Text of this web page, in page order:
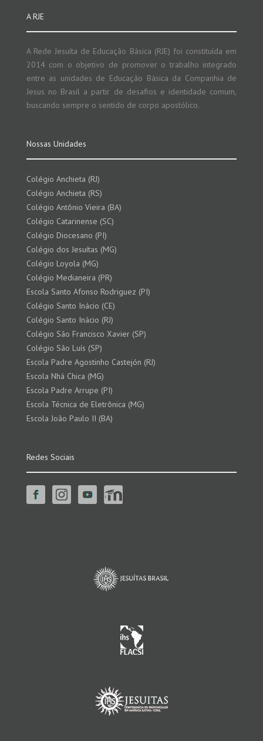
A RJE
A Rede Jesuíta de Educação Básica (RJE) foi constituída em
2014 com o objetivo de promover o trabalho integrado
entre as unidades de Educação Básica da Companhia de
Jesus no Brasil a partir de desafios e identidade comum,
buscando sempre o sentido de corpo apostólico.
Nossas Unidades
Colégio Anchieta (RJ)
Colégio Anchieta (RS)
Colégio Antônio Vieira (BA)
Colégio Catarinense (SC)
Colégio Diocesano (PI)
Colégio dos Jesuítas (MG)
Colégio Loyola (MG)
Colégio Medianeira (PR)
Escola Santo Afonso Rodriguez (PI)
Colégio Santo Inácio (CE)
Colégio Santo Inácio (RJ)
Colégio São Francisco Xavier (SP)
Colégio São Luís (SP)
Escola Padre Agostinho Castejón (RJ)
Escola Nhá Chica (MG)
Escola Padre Arrupe (PI)
Escola Técnica de Eletrônica (MG)
Escola João Paulo II (BA)
Redes Sociais